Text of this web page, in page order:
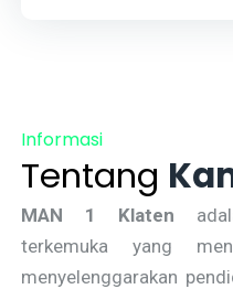
Informasi
Tentang
MAN 1 Klaten
terkemuka yang
menyelenggarakan